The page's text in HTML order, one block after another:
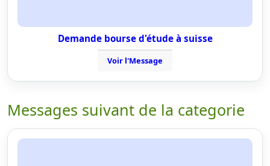
Demande bourse d'étude à suisse
Voir l'Message
Messages suivant de la categorie